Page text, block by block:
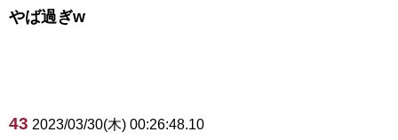
やば過ぎw
43 2023/03/30(木) 00:26:48.10